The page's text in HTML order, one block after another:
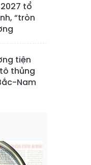
tổ
“tròn
tiện
thủng
Nam